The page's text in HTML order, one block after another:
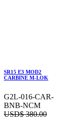
SR15 E3 MOD2
CARBINE M-LOK
G2L-016-CAR-
BNB-NCM
USD$380.00